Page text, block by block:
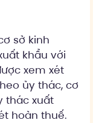
sở kinh
khẩu với
xem xét
ủy thác, cơ
thác xuất
hoàn thuế.